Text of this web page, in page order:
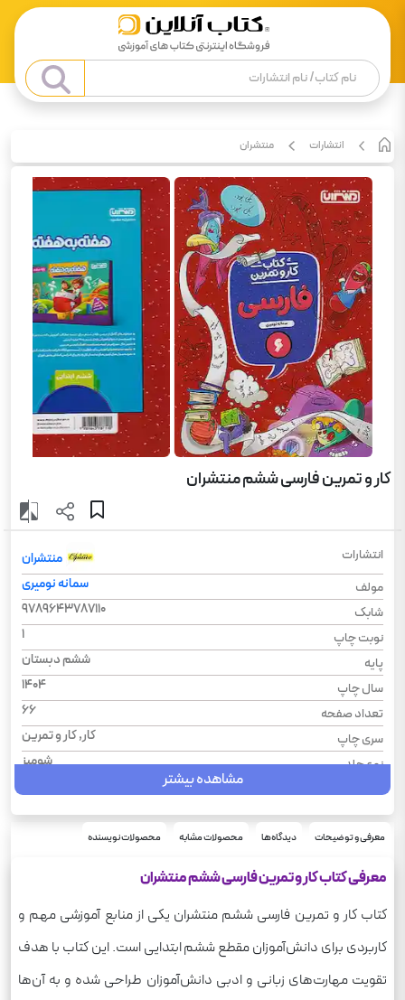
انتشارات منتشران
کار و تمرین فارسی ششم منتشران
انتشارات
منتشران
مولف
سمانه نومیری
شابک
9789643787110
نوبت چاپ
1
پایه
ششم دبستان
سال چاپ
1404
تعداد صفحه
66
سری چاپ
کار, کار و تمرین
نوع جلد
شومیز
قطع
رحلی
درس
مشاهده بیشتر
معرفی و توضیحات دیدگاه‌ها محصولات مشابه محصولات نویسنده
معرفی کتاب کار و تمرین فارسی ششم منتشران
کتاب کار و تمرین فارسی ششم منتشران یکی از منابع آموزشی مهم و
کاربردی برای دانش‌آموزان مقطع ششم ابتدایی است. این کتاب با هدف
تقویت مهارت‌های زبانی و ادبی دانش‌آموزان طراحی شده و به آن‌ها